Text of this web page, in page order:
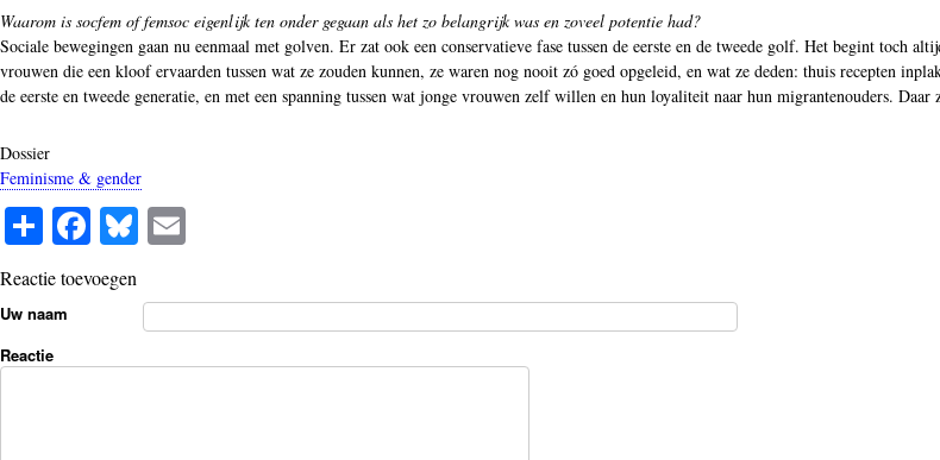
Waarom is socfem of femsoc eigenlijk ten onder gegaan als het zo belangrijk was en zoveel potentie had?
Sociale bewegingen gaan nu eenmaal met golven. Er zat ook een conservatieve fase tussen de eerste en de tweede golf. Het begint toch
vrouwen die een kloof ervaarden tussen wat ze zouden kunnen, ze waren nog nooit zó goed opgeleid, en wat ze deden: thuis recepten
de eerste en tweede generatie, en met een spanning tussen wat jonge vrouwen zelf willen en hun loyaliteit naar hun migrantenouders.
Dossier
Feminisme & gender
S
ha
re
Fa
ce
bo
Bl
ue
sk
y
ail
Reactie toevoegen
Uw naam
Reactie